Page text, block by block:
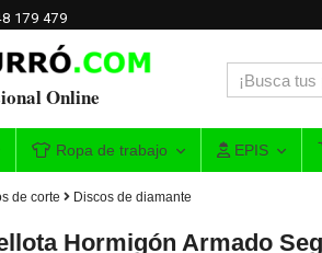
179 479
Online
Ropa de trabajo EPIS
de corte Discos de diamante
Hormigón Armado